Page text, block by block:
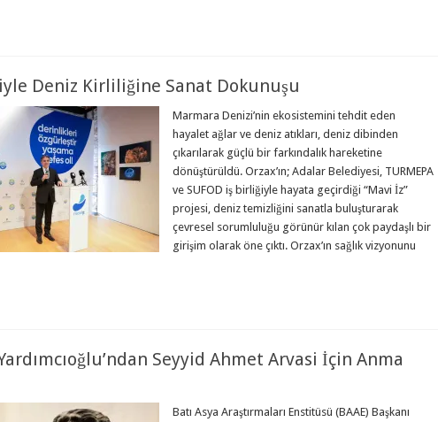
Deniz Kirliliğine Sanat Dokunuşu
Marmara Denizi’nin ekosistemini tehdit eden
hayalet ağlar ve deniz atıkları, deniz dibinden
çıkarılarak güçlü bir farkındalık hareketine
dönüştürüldü. Orzax’ın; Adalar Belediyesi, TURMEPA
ve SUFOD iş birliğiyle hayata geçirdiği “Mavi İz”
projesi, deniz temizliğini sanatla buluşturarak
çevresel sorumluluğu görünür kılan çok paydaşlı bir
girişim olarak öne çıktı. Orzax’ın sağlık vizyonunu
Yardımcıoğlu’ndan Seyyid Ahmet Arvasi İçin Anma
Batı Asya Araştırmaları Enstitüsü (BAAE) Başkanı